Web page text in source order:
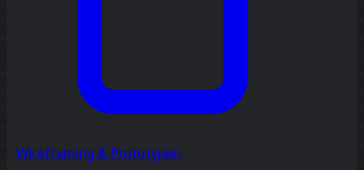
Wireframing & Prototypen